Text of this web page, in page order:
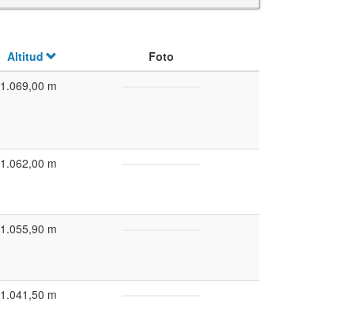
Altitud
Foto
1.069,00 m
1.062,00 m
1.055,90 m
1.041,50 m